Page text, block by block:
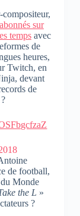
compositeur,
sur
tempsavec
de
heures,
Twitch, en
devant
de
de football,
Monde
the L »
?